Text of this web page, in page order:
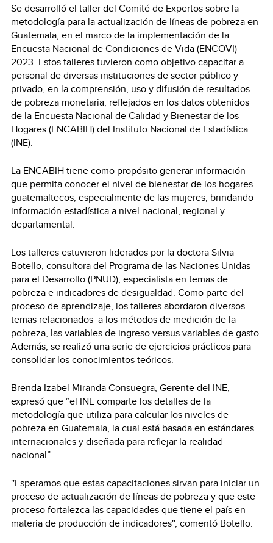
Se desarrolló el taller del Comité de Expertos sobre la
metodología para la actualización de líneas de pobreza en
Guatemala, en el marco de la implementación de la
Encuesta Nacional de Condiciones de Vida (ENCOVI)
2023. Estos talleres tuvieron como objetivo capacitar a
personal de diversas instituciones de sector público y
privado, en la comprensión, uso y difusión de resultados
de pobreza monetaria, reflejados en los datos obtenidos
de la Encuesta Nacional de Calidad y Bienestar de los
Hogares (ENCABIH) del Instituto Nacional de Estadística
(INE).
La ENCABIH tiene como propósito generar información
que permita conocer el nivel de bienestar de los hogares
guatemaltecos, especialmente de las mujeres, brindando
información estadística a nivel nacional, regional y
departamental.
Los talleres estuvieron liderados por la doctora Silvia
Botello, consultora del Programa de las Naciones Unidas
para el Desarrollo (PNUD), especialista en temas de
pobreza e indicadores de desigualdad. Como parte del
proceso de aprendizaje, los talleres abordaron diversos
temas relacionados a los métodos de medición de la
pobreza, las variables de ingreso versus variables de gasto.
Además, se realizó una serie de ejercicios prácticos para
consolidar los conocimientos teóricos.
Brenda Izabel Miranda Consuegra, Gerente del INE,
expresó que “el INE comparte los detalles de la
metodología que utiliza para calcular los niveles de
pobreza en Guatemala, la cual está basada en estándares
internacionales y diseñada para reflejar la realidad
nacional”.
''Esperamos que estas capacitaciones sirvan para iniciar un
proceso de actualización de líneas de pobreza y que este
proceso fortalezca las capacidades que tiene el país en
materia de producción de indicadores'', comentó Botello.